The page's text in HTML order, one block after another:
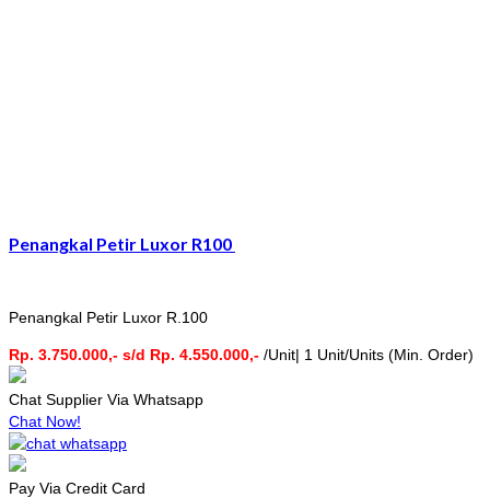
Penangkal Petir Luxor R100
Penangkal Petir Luxor R.100
Rp. 3.750.000,- s/d Rp. 4.550.000,- /Unit| 1 Unit/Units (Min. Order)
Chat Supplier Via Whatsapp
Chat Now!
Pay Via Credit Card